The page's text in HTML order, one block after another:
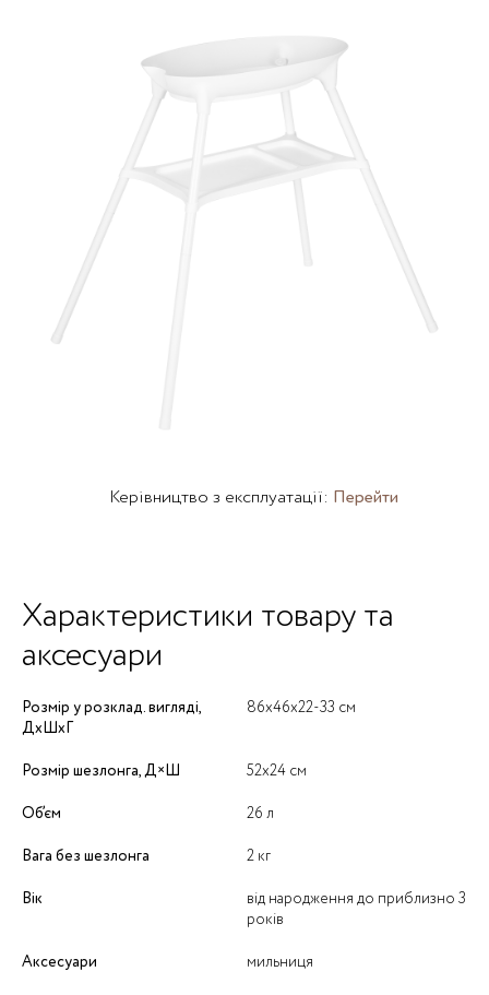
Керівництво з експлуатації: Перейти
Характеристики товару та
аксесуари
Розмір у розклад. вигляді,
ДхШхГ
86х46х22-33 см
Розмір шезлонга, Д×Ш 52х24 см
Об’єм 26 л
Вага без шезлонга 2 кг
Вік
від народження до приблизно 3
років
Аксесуари мильниця